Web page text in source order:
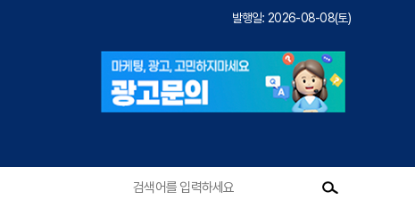
발행일: 2026-08-08(토)